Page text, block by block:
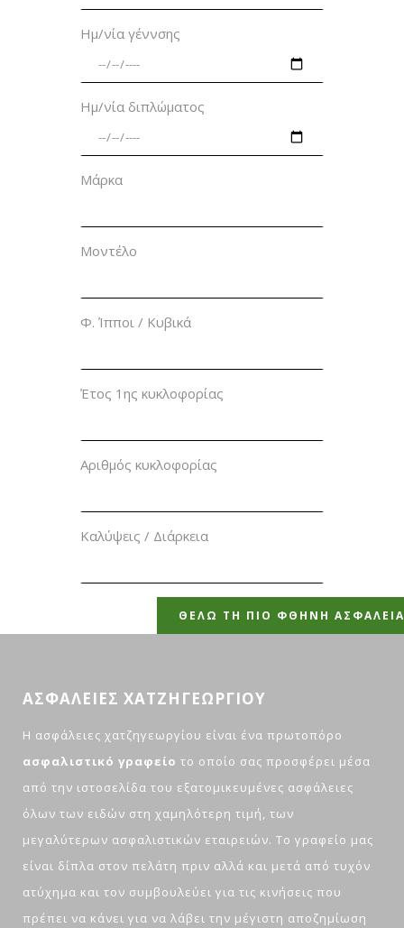
Ημ/νία γέννσης
Ημ/νία διπλώματος
Μάρκα
Μοντέλο
Φ. Ίπποι / Κυβικά
Έτος 1ης κυκλοφορίας
Αριθμός κυκλοφορίας
Καλύψεις / Διάρκεια
ΑΣΦΑΛΕΙΕΣ ΧΑΤΖΗΓΕΩΡΓΙΟΥ
H ασφάλειες χατζηγεωργίου είναι ένα πρωτοπόρο
ασφαλιστικό γραφείο το οποίο σας προσφέρει μέσα
από την ιστοσελίδα του εξατομικευμένες ασφάλειες
όλων των ειδών στη χαμηλότερη τιμή, των
μεγαλύτερων ασφαλιστικών εταιρειών. Το γραφείο μας
είναι δίπλα στον πελάτη πριν αλλά και μετά από τυχόν
ατύχημα και τον συμβουλεύει για τις κινήσεις που
πρέπει να κάνει για να λάβει την μέγιστη αποζημίωση